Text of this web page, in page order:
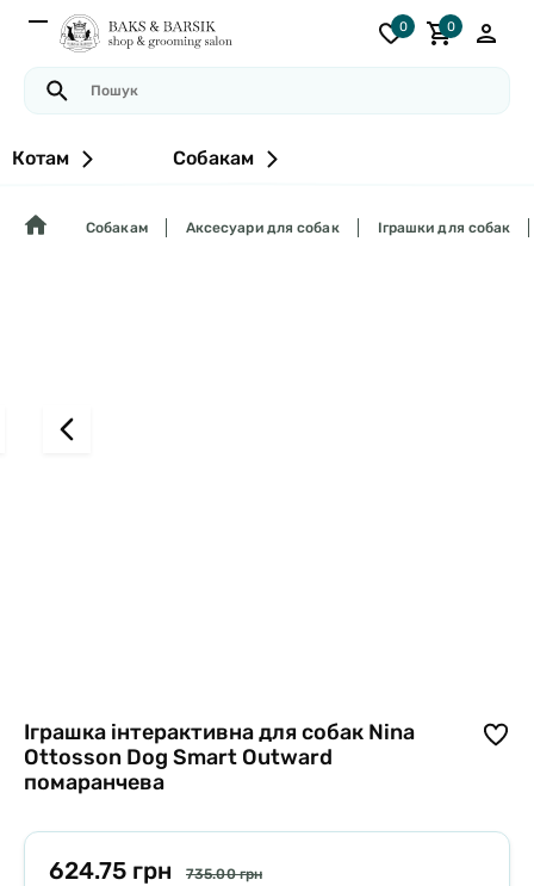
0 0
Котам Собакам
Собакам Аксесуари для собак Іграшки для собак
Іграшка інтерактивна для собак Nina
Ottosson Dog Smart Outward
помаранчева
624.75 грн
735.00 грн